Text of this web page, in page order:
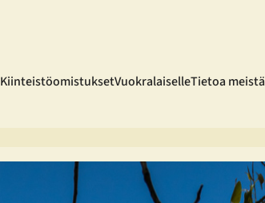
KiinteistöomistuksetVuokralaiselleTietoa meistä